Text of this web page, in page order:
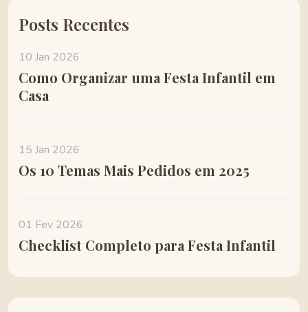
Posts Recentes
10 Jan 2026
Como Organizar uma Festa Infantil em
Casa
15 Jan 2026
Os 10 Temas Mais Pedidos em 2025
01 Fev 2026
Checklist Completo para Festa Infantil